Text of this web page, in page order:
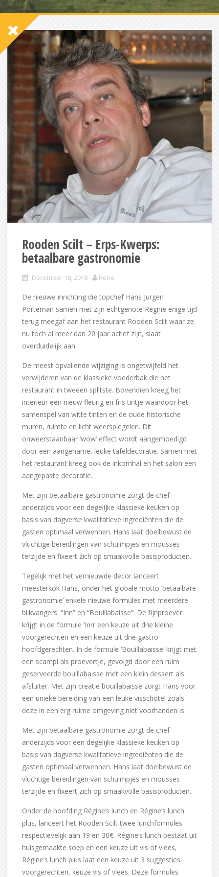
Rooden Scilt – Erps-Kwerps:
betaalbare gastronomie
December 18, 2018 Rene
De nieuwe inrichting die topchef Hans Jurgen
Porteman samen met zijn echtgenote Regine enige tijd
terug meegaf aan het restaurant Rooden Scilt waar ze
nu toch al meer dan 20 jaar actief zijn, slaat
overduidelijk aan.
De meest opvallende wijziging is ongetwijfeld het
verwijderen van de klassieke voederbak die het
restaurant in tweëen splitste. Bovendien kreeg het
interieur een nieuw fleurig en fris tintje waardoor het
samenspel van witte tinten en de oude historische
muren, ruimte en licht weerspiegelen. Dit
onweerstaanbaar ‘wow’ effect wordt aangemoedigd
door een aangename, leuke tafeldecoratie. Samen met
het restaurant kreeg ook de inkomhal en het salon een
aangepaste decoratie.
Met zijn betaalbare gastronomie zorgt de chef
anderzijds voor een degelijke klassieke keuken op
basis van dagverse kwalitatieve ingrediënten die de
gasten optimaal verwennen. Hans laat doelbewust de
vluchtige bereidingen van schuimpjes en mousses
terzijde en fixeert zich op smaakvolle basisproducten.
Tegelijk met het vernieuwde decor lanceert
meesterkok Hans, onder het globale motto ‘betaalbare
gastronomie’ enkele nieuwe formules met meerdere
blikvangers. “Inn” en “Bouillabaisse”. De fijnproever
krijgt in de formule ‘Inn’ een keuze uit drie kleine
voorgerechten en een keuze uit drie gastro-
hoofdgerechten. In de formule ‘Bouillabaisse’ krijgt met
een scampi als proevertje, gevolgd door een ruim
geserveerde bouillabaisse met een klein dessert als
afsluiter. Met zijn creatie bouillabaisse zorgt Hans voor
een unieke bereiding van een leuke visschotel zoals
deze in een erg ruime omgeving niet voorhanden is.
Met zijn betaalbare gastronomie zorgt de chef
anderzijds voor een degelijke klassieke keuken op
basis van dagverse kwalitatieve ingrediënten die de
gasten optimaal verwennen. Hans laat doelbewust de
vluchtige bereidingen van schuimpjes en mousses
terzijde en fixeert zich op smaakvolle basisproducten.
Onder de hoofding Régine’s lunch en Régine’s lunch
plus, lanceert het Rooden Scilt twee lunchformules
respectievelijk aan 19 en 30€. Régine’s lunch bestaat uit
huisgemaakte soep en een keuze uit vis of vlees,
Régine’s lunch plus laat een keuze uit 3 suggesties
voorgerechten, keuze vis of vlees. Deze formules